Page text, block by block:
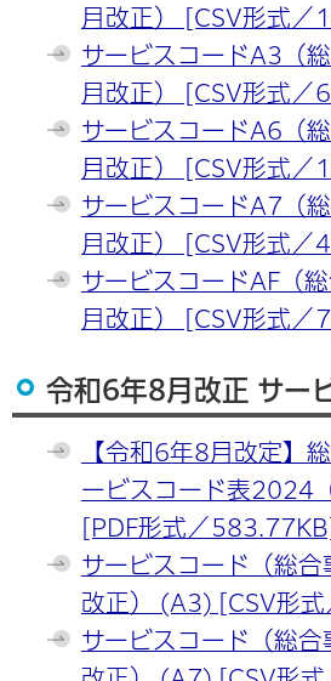
月改正） [CSV形式／
サービスコードA3（
月改正） [CSV形式／
サービスコードA6（
月改正） [CSV形式／
サービスコードA7（
月改正） [CSV形式／
サービスコードAF（
月改正） [CSV形式／
令和6年8月改正 サー
【令和6年8月改定】
ービスコード表2024
[PDF形式／583.77KB]
サービスコード（総合
改正） (A3) [CSV形式
サービスコード（総合